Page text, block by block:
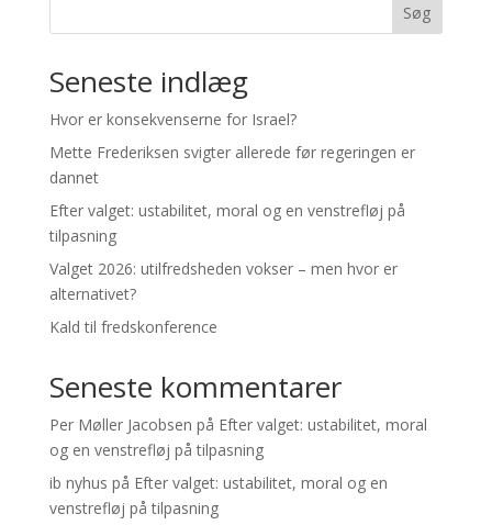
Søg
Seneste indlæg
Hvor er konsekvenserne for Israel?
Mette Frederiksen svigter allerede før regeringen er
dannet
Efter valget: ustabilitet, moral og en venstrefløj på
tilpasning
Valget 2026: utilfredsheden vokser – men hvor er
alternativet?
Kald til fredskonference
Seneste kommentarer
Per Møller Jacobsen på Efter valget: ustabilitet, moral
og en venstrefløj på tilpasning
ib nyhus på Efter valget: ustabilitet, moral og en
venstrefløj på tilpasning